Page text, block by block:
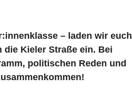
– laden wir euch
Kieler Straße ein. Bei
politischen Reden und